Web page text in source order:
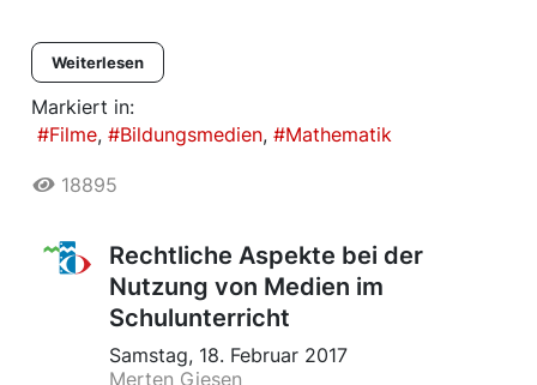
Weiterlesen
Markiert in:
Filme
Bildungsmedien Mathematik
18895
Rechtliche Aspekte bei der
Nutzung von Medien im
Schulunterricht
Samstag, 18. Februar 2017
Merten Giesen